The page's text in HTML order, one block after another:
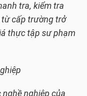
tra, kiểm tra
từ cấp trường trở
thực tập sư phạm
nghiệp của